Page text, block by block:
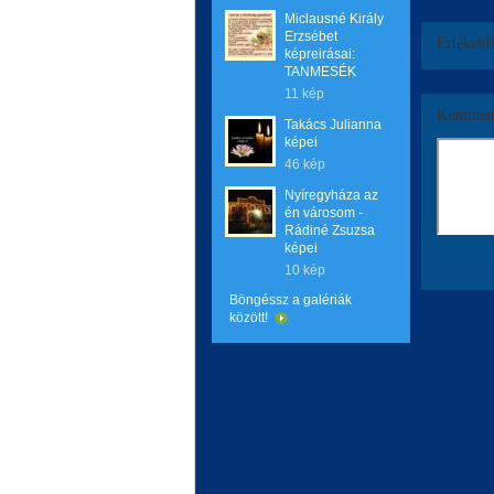
Miclausné Király
Erzsébet
képreirásai:
TANMESÉK
11 kép
Takács Julianna
képei
46 kép
Nyíregyháza az
én városom -
Rádiné Zsuzsa
képei
10 kép
Böngéssz a galériák
között!
Értékeld!